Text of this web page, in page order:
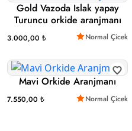
Gold Vazoda Islak yapay
Turuncu orkide aranjmanı
3.000,00 ₺ Normal Çicek
Mavi Orkide Aranjmanı
7.550,00 ₺ Normal Çicek